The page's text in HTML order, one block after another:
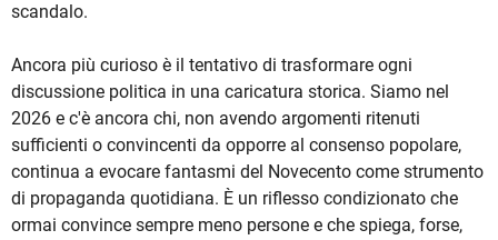
scandalo.
Ancora più curioso è il tentativo di trasformare ogni
discussione politica in una caricatura storica. Siamo nel
2026 e c'è ancora chi, non avendo argomenti ritenuti
sufficienti o convincenti da opporre al consenso popolare,
continua a evocare fantasmi del Novecento come strumento
di propaganda quotidiana. È un riflesso condizionato che
ormai convince sempre meno persone e che spiega, forse,